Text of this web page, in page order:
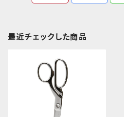
最近チェックした商品